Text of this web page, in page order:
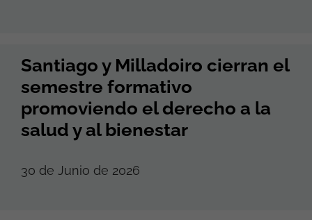
Santiago y Milladoiro cierran el
semestre formativo
promoviendo el derecho a la
salud y al bienestar
30 de Junio de 2026